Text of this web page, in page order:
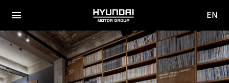
전체
메뉴
HYUNDAI
MOTOR
GROUP
사이
이동
EN